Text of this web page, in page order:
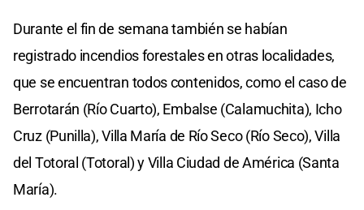
Durante el fin de semana también se habían
registrado incendios forestales en otras localidades,
que se encuentran todos contenidos, como el caso de
Berrotarán (Río Cuarto), Embalse (Calamuchita), Icho
Cruz (Punilla), Villa María de Río Seco (Río Seco), Villa
del Totoral (Totoral) y Villa Ciudad de América (Santa
María).